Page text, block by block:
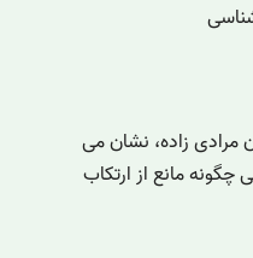
مرادی زاده، نشان می
مانع از ارتکاب